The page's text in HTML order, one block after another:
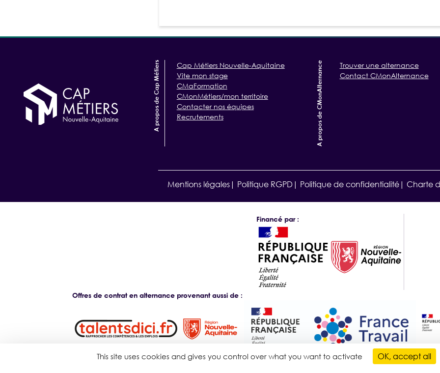
A propos de Cap Métiers
Cap Métiers Nouvelle-Aquitaine
Vite mon stage
CMaFormation
CMonMétiers/mon territoire
Contacter nos équipes
Recrutements
A propos de CMonAlternance
Trouver une alternance
Contact CMonAlternance
Mentions légales Politique RGPD Politique de confidentialité Charte
Financé par :
Offres de contrat en alternance provenant aussi de :
This site uses cookies and gives you control over what you want to activate OK, accept all